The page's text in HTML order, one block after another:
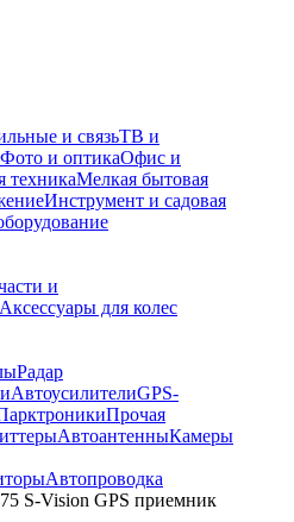
и связьТВ и
Фото и оптикаОфис и
техникаМелкая бытовая
Инструмент и садовая
и
Аксессуары для колес
Радар
АвтоусилителиGPS-
Прочая
АвтоантенныКамеры
Автопроводка
S-Vision GPS приемник